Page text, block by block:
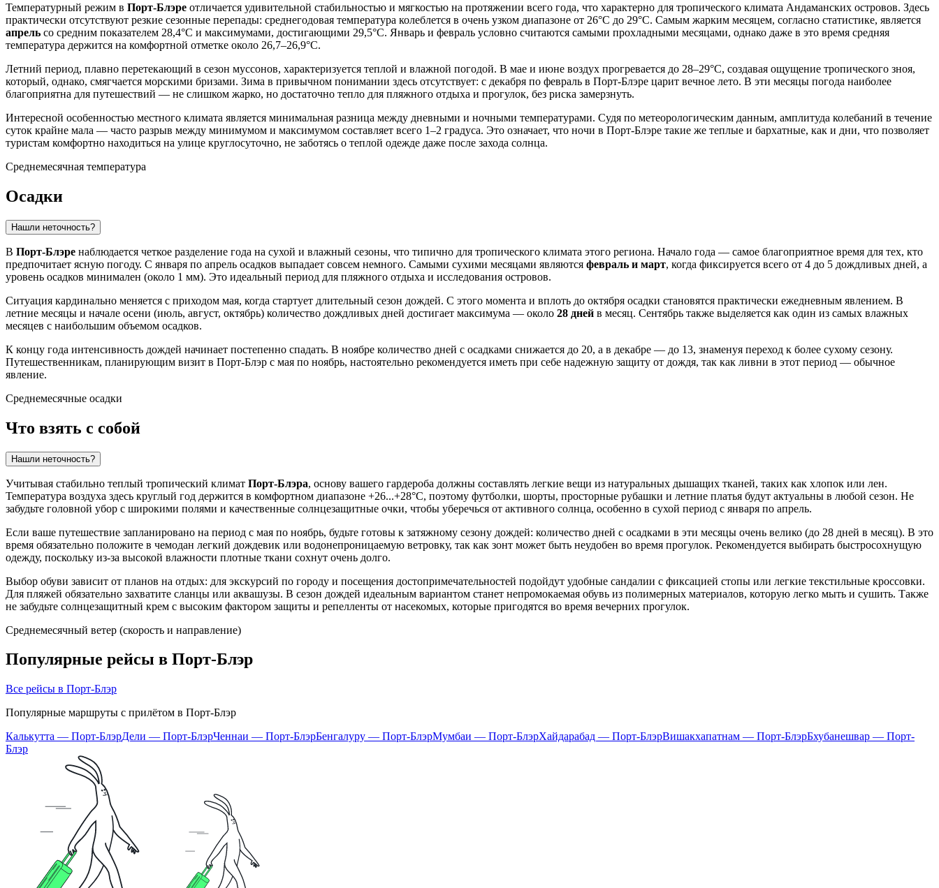
Температурный режим в Порт-Блэре отличается удивительной стабильностью и мягкостью на протяжении всего года, что характерно для тропического климата Андаманских островов. Здесь
практически отсутствуют резкие сезонные перепады: среднегодовая температура колеблется в очень узком диапазоне от 26°C до 29°C. Самым жарким месяцем, согласно статистике, является
апрель со средним показателем 28,4°C и максимумами, достигающими 29,5°C. Январь и февраль условно считаются самыми прохладными месяцами, однако даже в это время средняя
температура держится на комфортной отметке около 26,7–26,9°C.
Летний период, плавно перетекающий в сезон муссонов, характеризуется теплой и влажной погодой. В мае и июне воздух прогревается до 28–29°C, создавая ощущение тропического зноя,
который, однако, смягчается морскими бризами. Зима в привычном понимании здесь отсутствует: с декабря по февраль в Порт-Блэре царит вечное лето. В эти месяцы погода наиболее
благоприятна для путешествий — не слишком жарко, но достаточно тепло для пляжного отдыха и прогулок, без риска замерзнуть.
Интересной особенностью местного климата является минимальная разница между дневными и ночными температурами. Судя по метеорологическим данным, амплитуда колебаний в течение
суток крайне мала — часто разрыв между минимумом и максимумом составляет всего 1–2 градуса. Это означает, что ночи в Порт-Блэре такие же теплые и бархатные, как и дни, что позволяет
туристам комфортно находиться на улице круглосуточно, не заботясь о теплой одежде даже после захода солнца.
Среднемесячная температура
Осадки
Нашли неточность?
В Порт-Блэре наблюдается четкое разделение года на сухой и влажный сезоны, что типично для тропического климата этого региона. Начало года — самое благоприятное время для тех, кто
предпочитает ясную погоду. С января по апрель осадков выпадает совсем немного. Самыми сухими месяцами являются февраль и март, когда фиксируется всего от 4 до 5 дождливых дней, а
уровень осадков минимален (около 1 мм). Это идеальный период для пляжного отдыха и исследования островов.
Ситуация кардинально меняется с приходом мая, когда стартует длительный сезон дождей. С этого момента и вплоть до октября осадки становятся практически ежедневным явлением. В
летние месяцы и начале осени (июль, август, октябрь) количество дождливых дней достигает максимума — около 28 дней в месяц. Сентябрь также выделяется как один из самых влажных
месяцев с наибольшим объемом осадков.
К концу года интенсивность дождей начинает постепенно спадать. В ноябре количество дней с осадками снижается до 20, а в декабре — до 13, знаменуя переход к более сухому сезону.
Путешественникам, планирующим визит в Порт-Блэр с мая по ноябрь, настоятельно рекомендуется иметь при себе надежную защиту от дождя, так как ливни в этот период — обычное
явление.
Среднемесячные осадки
Что взять с собой
Нашли неточность?
Учитывая стабильно теплый тропический климат Порт-Блэра, основу вашего гардероба должны составлять легкие вещи из натуральных дышащих тканей, таких как хлопок или лен.
Температура воздуха здесь круглый год держится в комфортном диапазоне +26...+28°C, поэтому футболки, шорты, просторные рубашки и летние платья будут актуальны в любой сезон. Не
забудьте головной убор с широкими полями и качественные солнцезащитные очки, чтобы уберечься от активного солнца, особенно в сухой период с января по апрель.
Если ваше путешествие запланировано на период с мая по ноябрь, будьте готовы к затяжному сезону дождей: количество дней с осадками в эти месяцы очень велико (до 28 дней в месяц). В это
время обязательно положите в чемодан легкий дождевик или водонепроницаемую ветровку, так как зонт может быть неудобен во время прогулок. Рекомендуется выбирать быстросохнущую
одежду, поскольку из-за высокой влажности плотные ткани сохнут очень долго.
Выбор обуви зависит от планов на отдых: для экскурсий по городу и посещения достопримечательностей подойдут удобные сандалии с фиксацией стопы или легкие текстильные кроссовки.
Для пляжей обязательно захватите сланцы или аквашузы. В сезон дождей идеальным вариантом станет непромокаемая обувь из полимерных материалов, которую легко мыть и сушить. Также
не забудьте солнцезащитный крем с высоким фактором защиты и репелленты от насекомых, которые пригодятся во время вечерних прогулок.
Среднемесячный ветер (скорость и направление)
Популярные рейсы в Порт-Блэр
Все рейсы в Порт-Блэр
Популярные маршруты с прилётом в Порт-Блэр
Калькутта — Порт-БлэрДели — Порт-БлэрЧеннаи — Порт-БлэрБенгалуру — Порт-БлэрМумбаи — Порт-БлэрХайдарабад — Порт-БлэрВишакхапатнам — Порт-БлэрБхубанешвар — Порт-
Блэр